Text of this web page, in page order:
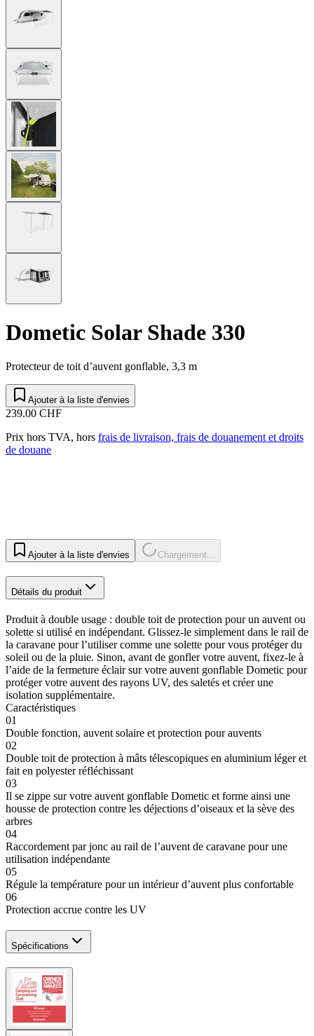
Dometic Solar Shade 330
Protecteur de toit d’auvent gonflable, 3,3 m
Ajouter à la liste d'envies
239.00 CHF
Prix hors TVA, hors frais de livraison, frais de douanement et droits
de douane
Ajouter à la liste d'envies Chargement...
Détails du produit
Produit à double usage : double toit de protection pour un auvent ou
solette si utilisé en indépendant. Glissez-le simplement dans le rail de
la caravane pour l’utiliser comme une solette pour vous protéger du
soleil ou de la pluie. Sinon, avant de gonfler votre auvent, fixez-le à
l’aide de la fermeture éclair sur votre auvent gonflable Dometic pour
protéger votre auvent des rayons UV, des saletés et créer une
isolation supplémentaire.
Caractéristiques
01
Double fonction, auvent solaire et protection pour auvents
02
Double toit de protection à mâts télescopiques en aluminium léger et
fait en polyester réfléchissant
03
Il se zippe sur votre auvent gonflable Dometic et forme ainsi une
housse de protection contre les déjections d’oiseaux et la sève des
arbres
04
Raccordement par jonc au rail de l’auvent de caravane pour une
utilisation indépendante
05
Régule la température pour un intérieur d’auvent plus confortable
06
Protection accrue contre les UV
Spécifications